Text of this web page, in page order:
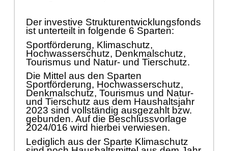
Der investive Strukturentwicklungsfonds
ist unterteilt in folgende 6 Sparten:
Sportförderung, Klimaschutz,
Hochwasserschutz, Denkmalschutz,
Tourismus und Natur- und Tierschutz.
Die Mittel aus den Sparten
Sportförderung, Hochwasserschutz,
Denkmalschutz, Tourismus und Natur-
und Tierschutz aus dem Haushaltsjahr
2023 sind vollständig ausgezahlt bzw.
gebunden. Auf die Beschlussvorlage
2024/016 wird hierbei verwiesen.
Lediglich aus der Sparte Klimaschutz